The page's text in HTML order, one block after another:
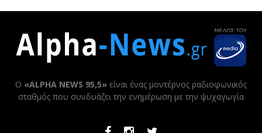
Ο «ALPHA NEWS 95,5» είναι ένας μοντέρνος ραδιοφωνικός
σταθμός που συνδυάζει την ενημέρωση με την ψυχαγωγία